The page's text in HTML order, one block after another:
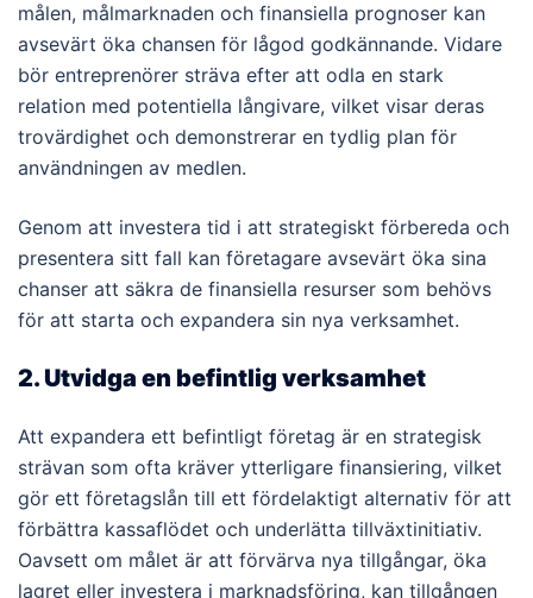
målen, målmarknaden och finansiella prognoser kan
avsevärt öka chansen för lågod godkännande. Vidare
bör entreprenörer sträva efter att odla en stark
relation med potentiella långivare, vilket visar deras
trovärdighet och demonstrerar en tydlig plan för
användningen av medlen.
Genom att investera tid i att strategiskt förbereda och
presentera sitt fall kan företagare avsevärt öka sina
chanser att säkra de finansiella resurser som behövs
för att starta och expandera sin nya verksamhet.
2. Utvidga en befintlig verksamhet
Att expandera ett befintligt företag är en strategisk
strävan som ofta kräver ytterligare finansiering, vilket
gör ett företagslån till ett fördelaktigt alternativ för att
förbättra kassaflödet och underlätta tillväxtinitiativ.
Oavsett om målet är att förvärva nya tillgångar, öka
lagret eller investera i marknadsföring, kan tillgången